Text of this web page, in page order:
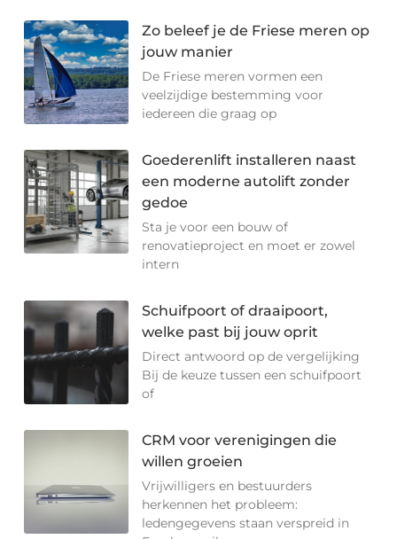
Zo beleef je de Friese meren op
jouw manier
De Friese meren vormen een
veelzijdige bestemming voor
iedereen die graag op
Goederenlift installeren naast
een moderne autolift zonder
gedoe
Sta je voor een bouw of
renovatieproject en moet er zowel
intern
Schuifpoort of draaipoort,
welke past bij jouw oprit
Direct antwoord op de vergelijking
Bij de keuze tussen een schuifpoort
of
CRM voor verenigingen die
willen groeien
Vrijwilligers en bestuurders
herkennen het probleem:
ledengegevens staan verspreid in